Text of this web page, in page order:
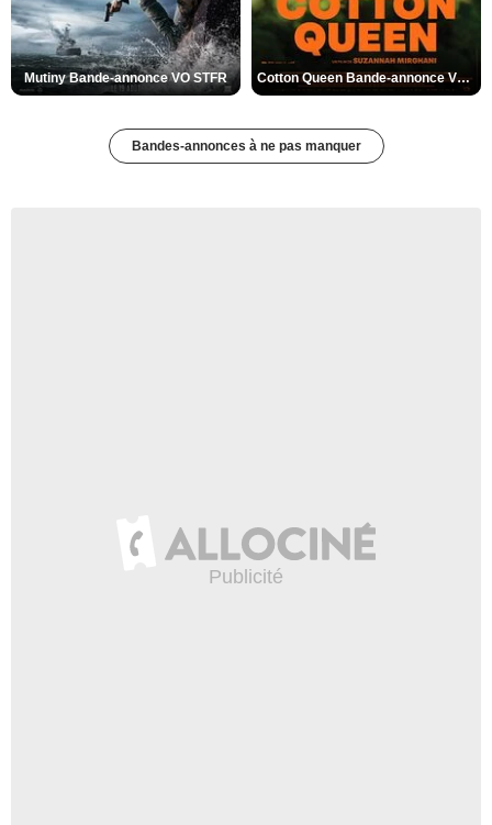
Mutiny Bande-annonce VO STFR Cotton Queen Bande-annonce VO STFR
Bandes-annonces à ne pas manquer